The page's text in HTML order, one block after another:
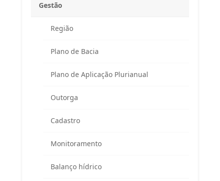
Gestão
Região
Plano de Bacia
Plano de Aplicação Plurianual
Outorga
Cadastro
Monitoramento
Balanço hídrico
Atendimento ao Público / Correspondências
Fazenda Caxias – Seropédica/RJ – CEP 23895-265
Rodovia BR 465, km 7 (Campus da UFRRJ)
Seropédica/RJ – CEP 23897-000